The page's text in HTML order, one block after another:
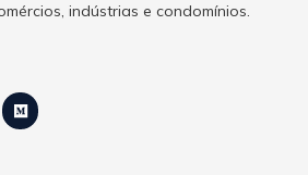
indústrias e condomínios.